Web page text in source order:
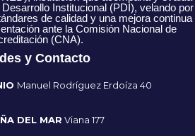
Institucional (PDI), velando por
de calidad y una mejora continua
ante la Comisión Nacional de
(CNA).
y Contacto
Manuel Rodríguez Erdoíza 40
DEL MAR Viana 177